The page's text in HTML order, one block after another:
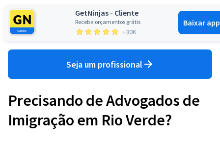
GetNinjas - Cliente
Receba orçamentos grátis
+30K
Baixar app
Seja um profissional
Precisando de Advogados de
Imigração em Rio Verde?